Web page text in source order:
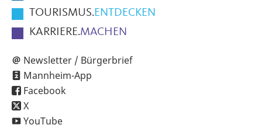
TOURISMUS.ENTDECKEN
KARRIERE.MACHEN
Newsletter / Bürgerbrief
Mannheim-App
Facebook
X
YouTube